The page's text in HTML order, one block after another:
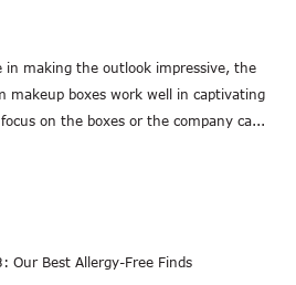
in making the outlook impressive, the
makeup boxes work well in captivating
on the boxes or the company ca...